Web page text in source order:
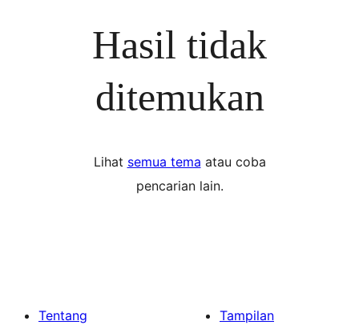
Hasil tidak
ditemukan
Lihat semua tema atau coba
pencarian lain.
Tentang
Tampilan